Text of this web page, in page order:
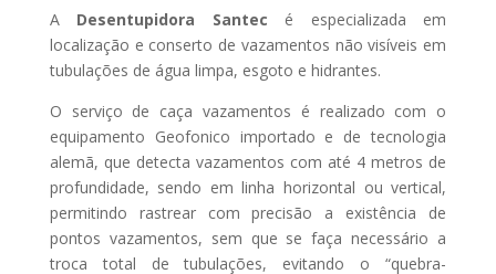
A Desentupidora Santec é especializada em
localização e conserto de vazamentos não visíveis em
tubulações de água limpa, esgoto e hidrantes.
O serviço de caça vazamentos é realizado com o
equipamento Geofonico importado e de tecnologia
alemã, que detecta vazamentos com até 4 metros de
profundidade, sendo em linha horizontal ou vertical,
permitindo rastrear com precisão a existência de
pontos vazamentos, sem que se faça necessário a
troca total de tubulações, evitando o “quebra-